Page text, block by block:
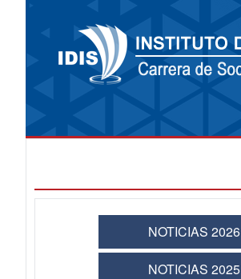
NOTICIAS 2026
NOTICIAS 2025